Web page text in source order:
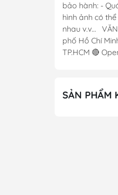
bảo hành: -
hình ảnh có
nhau v.v...
phố Hồ Chí
TP.HCM 🔴
SẢN PHẨM